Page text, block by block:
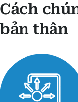
Cách
bản thân